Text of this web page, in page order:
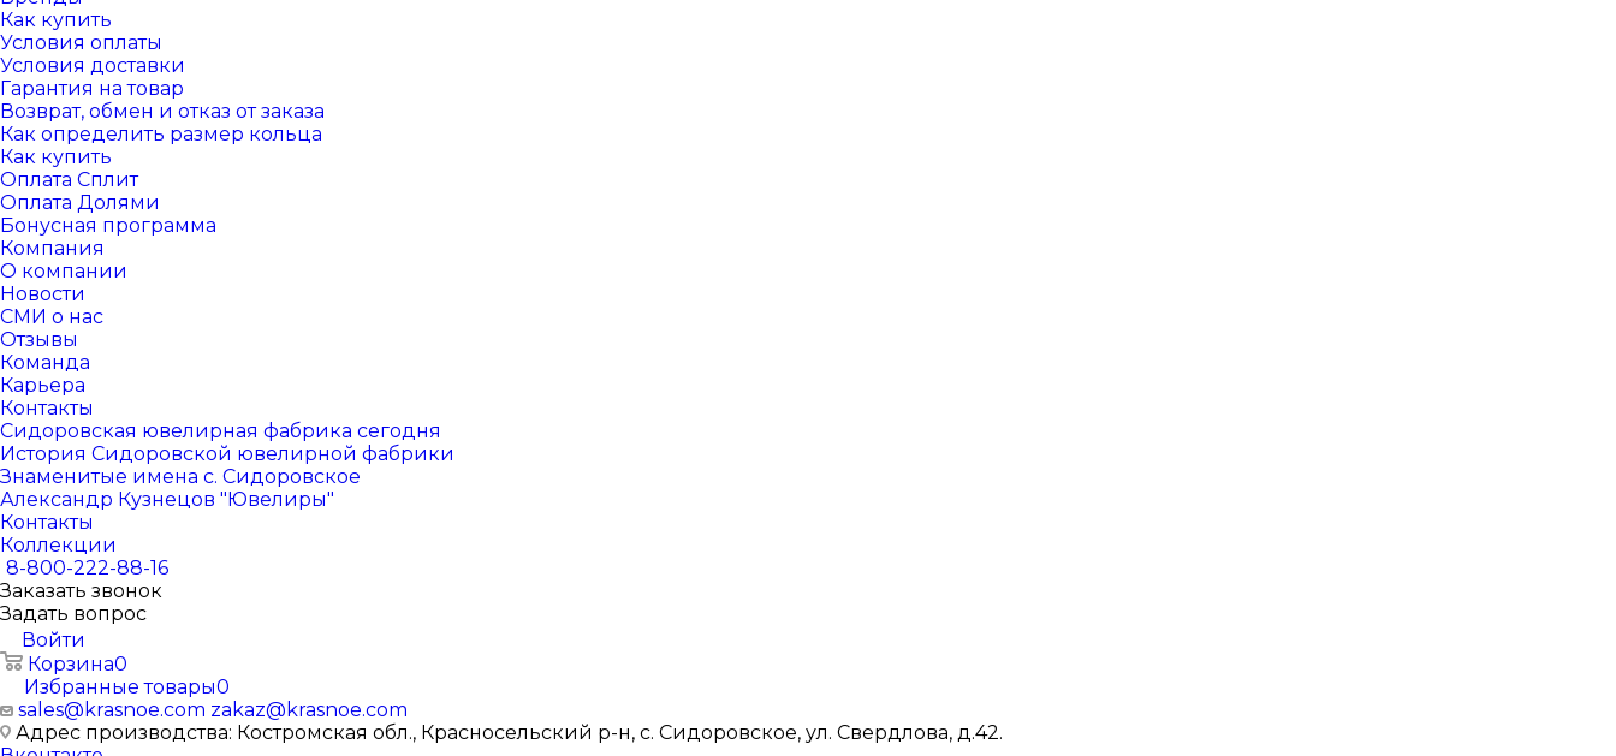
Как купить
Условия оплаты
Условия доставки
Гарантия на товар
Возврат, обмен и отказ от заказа
Как определить размер кольца
Как купить
Оплата Сплит
Оплата Долями
Бонусная программа
Компания
О компании
Новости
СМИ о нас
Отзывы
Команда
Карьера
Контакты
Сидоровская ювелирная фабрика сегодня
История Сидоровской ювелирной фабрики
Знаменитые имена с. Сидоровское
Александр Кузнецов "Ювелиры"
Контакты
Коллекции
8-800-222-88-16
Заказать звонок
Задать вопрос
Войти
Корзина0
Избранные товары0
sales@krasnoe.com zakaz@krasnoe.com
Адрес производства: Костромская обл., Красносельский р-н, с. Сидоровское, ул. Свердлова, д.42.